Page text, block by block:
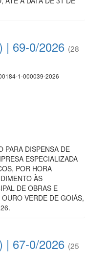
| 69-0/2026 (28
1-000039-2026
PARA DISPENSA DE
ESPECIALIZADA
POR HORA
ÀS
DE OBRAS E
VERDE DE GOIÁS,
| 67-0/2026 (25